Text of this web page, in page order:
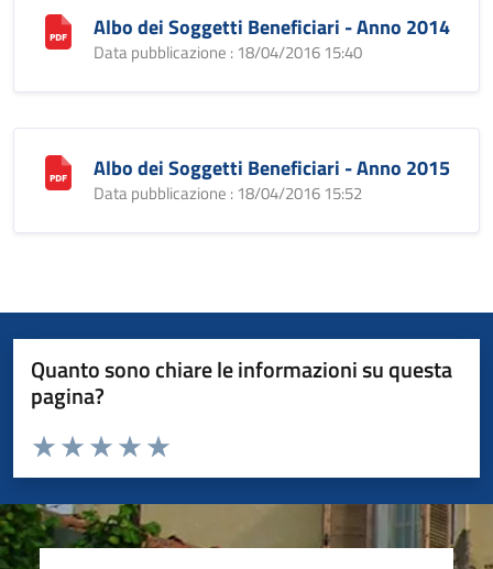
Albo dei Soggetti Beneficiari - Anno 2014
Data pubblicazione : 18/04/2016 15:40
Albo dei Soggetti Beneficiari - Anno 2015
Data pubblicazione : 18/04/2016 15:52
Quanto sono chiare le informazioni su questa
pagina?
Valuta da 1 a 5 stelle la pagina
Valuta 5 stelle su 5
Valuta 4 stelle su 5
Valuta 3 stelle su 5
Valuta 2 stelle su 5
Valuta 1 stelle su 5